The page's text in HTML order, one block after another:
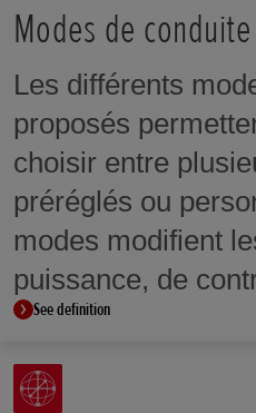
toujours sous
des systèmes
des modes de
de couple, de la
et des réglages
frein moteur.
Modes de
Les différents
proposés
choisir entre
préréglés ou
modes modifient
puissance, de
de frein moteur afin
préférences du
conditions de
See definition